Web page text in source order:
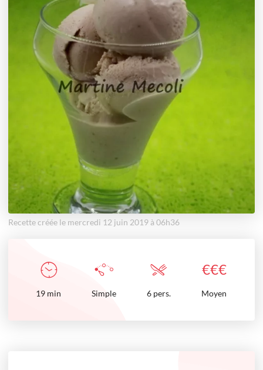
Recette créée le mercredi 12 juin 2019 à 06h36
€€€
19 min Simple 6 pers. Moyen